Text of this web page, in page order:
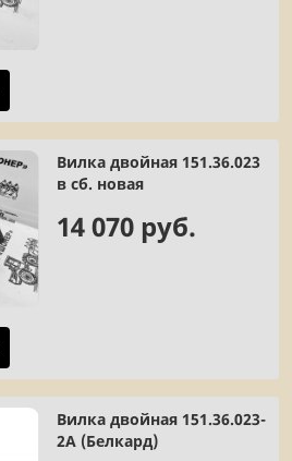
Вилка двойная 151.36.023
в сб. новая
14 070 руб.
Вилка двойная 151.36.023-
2А (Белкард)